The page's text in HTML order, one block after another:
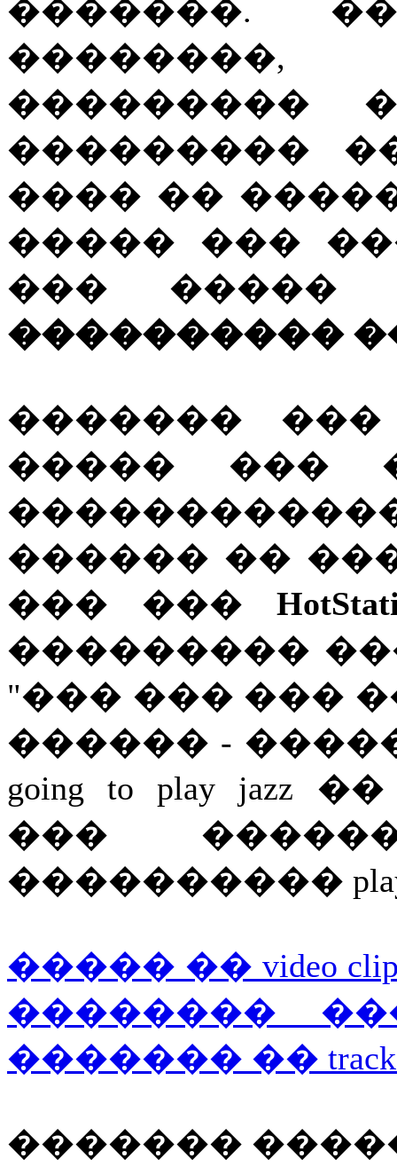
�������.
���������
���������
���� ��
����� ���
��� �����
����������
�������
����� ���
������ ��
��� ���
���������
"��� ��� ���
������ -
going to play
���
����������
����� �� video
��������
������� �� track
�������